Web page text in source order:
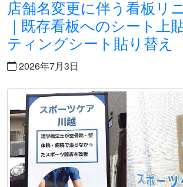
プ店舗名変更に伴う看板リ
｜既存看板へのシート上
ティングシート貼り替え
2026年7月3日